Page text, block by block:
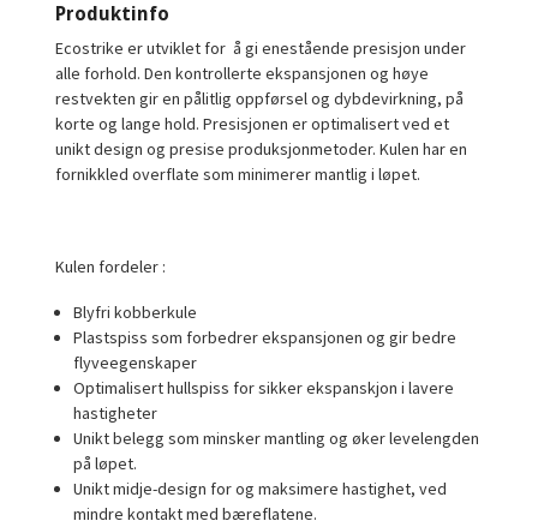
Produktinfo
Ecostrike er utviklet for å gi enestående presisjon under
alle forhold. Den kontrollerte ekspansjonen og høye
restvekten gir en pålitlig oppførsel og dybdevirkning, på
korte og lange hold. Presisjonen er optimalisert ved et
unikt design og presise produksjonmetoder. Kulen har en
fornikkled overflate som minimerer mantlig i løpet.
Kulen fordeler :
Blyfri kobberkule
Plastspiss som forbedrer ekspansjonen og gir bedre
flyveegenskaper
Optimalisert hullspiss for sikker ekspanskjon i lavere
hastigheter
Unikt belegg som minsker mantling og øker levelengden
på løpet.
Unikt midje-design for og maksimere hastighet, ved
mindre kontakt med bæreflatene.